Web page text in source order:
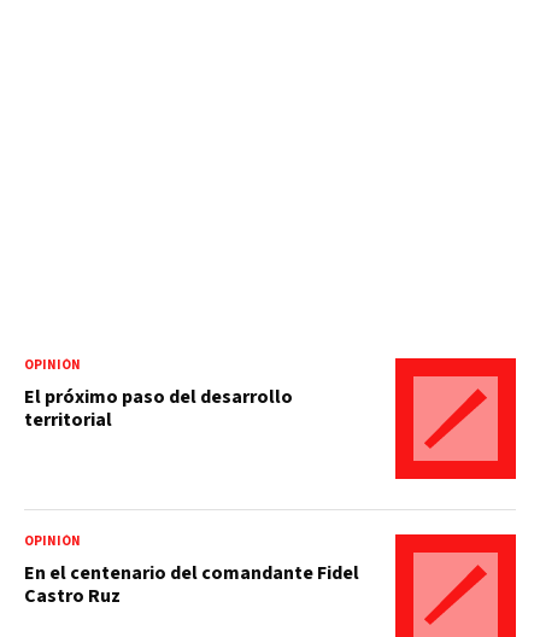
OPINIÓN
El próximo paso del desarrollo
territorial
OPINIÓN
En el centenario del comandante Fidel
Castro Ruz